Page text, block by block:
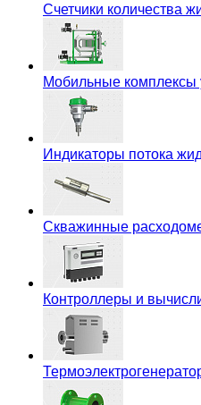
Счетчики количества
Мобильные комплексы
Индикаторы потока
Скважинные
Контроллеры и